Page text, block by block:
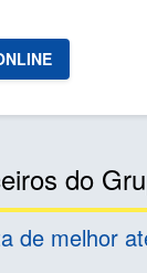
do
de melhor